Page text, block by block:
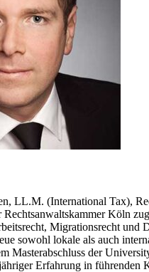
LL.M. (International Tax),
Rechtsanwaltskammer Köln
Migrationsrecht und
sowohl lokale als auch
Masterabschluss der
Erfahrung in führenden